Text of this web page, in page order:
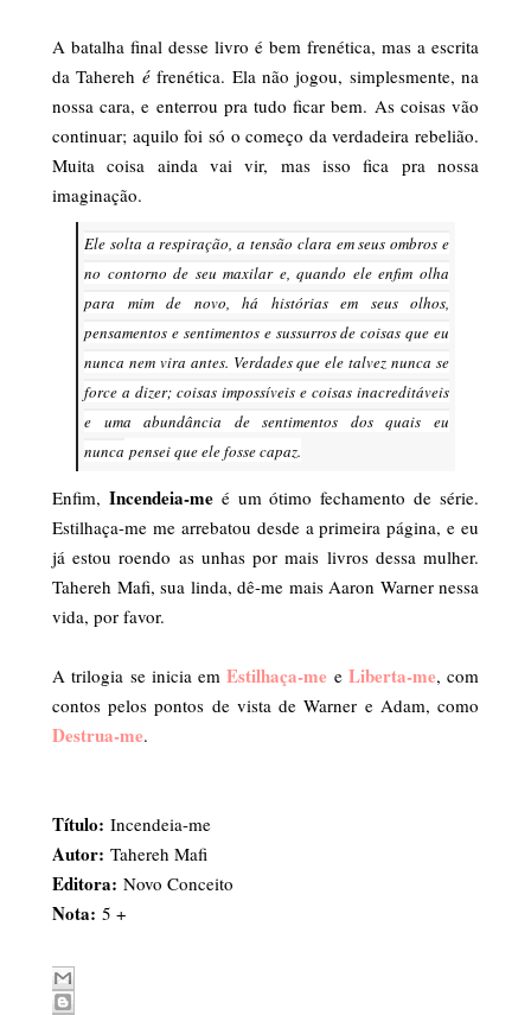
A batalha final desse livro é bem frenética, mas a escrita
da Tahereh éfrenética. Ela não jogou, simplesmente, na
nossa cara, e enterrou pra tudo ficar bem. As coisas vão
continuar; aquilo foi só o começo da verdadeira rebelião.
Muita coisa ainda vai vir, mas isso fica pra nossa
imaginação.
Ele solta a respiração, a tensão clara em seus ombros e
no contorno de seu maxilar e, quando ele enfim olha
para mim de novo, há histórias em seus olhos,
pensamentos e sentimentos e sussurros de coisas que eu
nunca nem vira antes. Verdades que ele talvez nunca se
force a dizer; coisas impossíveis e coisas inacreditáveis
e uma abundância de sentimentos dos quais eu
nunca pensei que ele fosse capaz.
Enfim, Incendeia-meé um ótimo fechamento de série.
Estilhaça-me me arrebatou desde a primeira página, e eu
já estou roendo as unhas por mais livros dessa mulher.
Tahereh Mafi, sua linda, dê-me mais Aaron Warner nessa
vida, por favor.
A trilogia se inicia emEstilhaça-me e Liberta-me, com
contos pelos pontos de vista de Warner e Adam, como
Destrua-me.
Título: Incendeia-me
Autor: Tahereh Mafi
Editora: Novo Conceito
Nota: 5 +